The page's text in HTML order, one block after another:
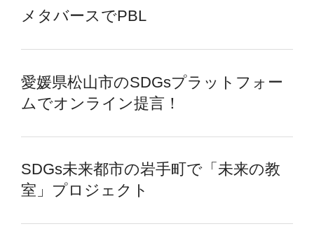
メタバースでPBL
愛媛県松山市のSDGsプラットフォー
ムでオンライン提言！
SDGs未来都市の岩手町で「未来の教
室」プロジェクト